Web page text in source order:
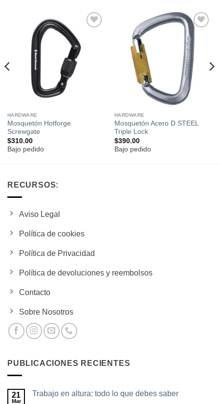
lista de
HARDWARE
Mosquetón Hotforge
Screwgate
$310.00
Bajo pedido
Añadir
lista de
deseos
HARDWARE
Mosquetón Acero D STEEL
Triple Lock
$390.00
Bajo pedido
RECURSOS:
Aviso Legal
Política de cookies
Política de Privacidad
Política de devoluciones y reembolsos
Contacto
Sobre Nosotros
PUBLICACIONES RECIENTES
21
Mar
Trabajo en altura: todo lo que debes saber